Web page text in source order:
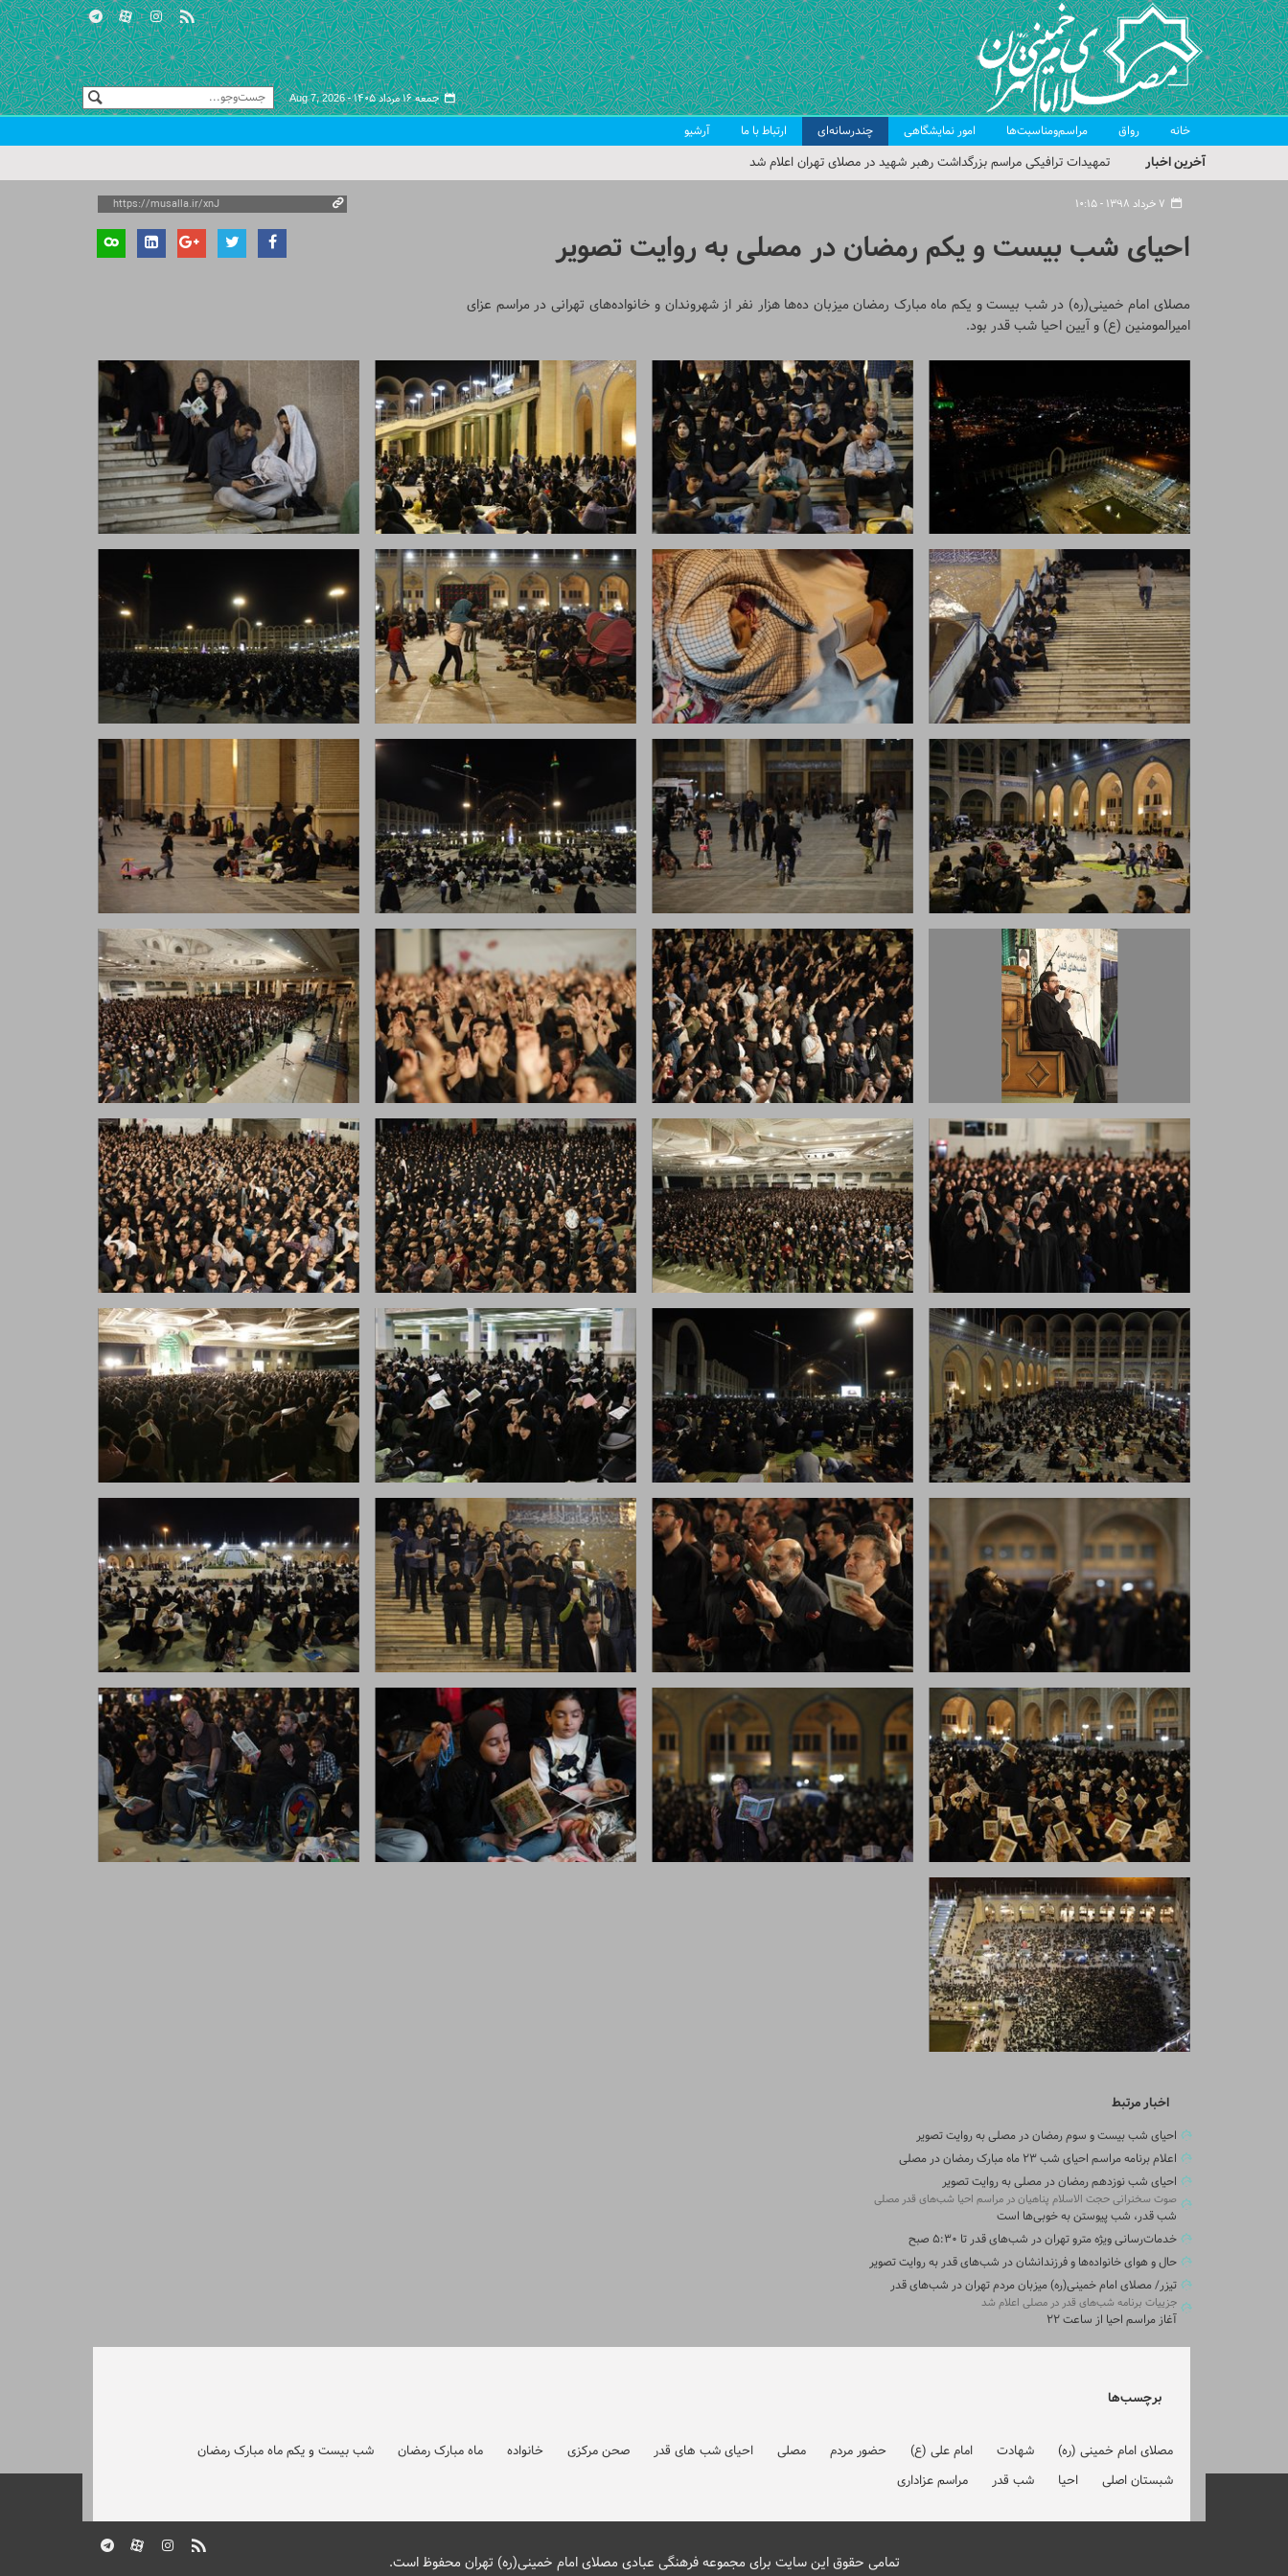
جمعه ۱۶ مرداد ۱۴۰۵ - Aug 7, 2026
خانه رواق مراسم‌ومناسبت‌ها امور نمایشگاهی چندرسانه‌ای ارتباط با ما آرشیو
آخرین اخبار
تمهیدات ترافیکی مراسم بزرگداشت رهبر شهید در مصلای تهران اعلام شد
حجت‌الاسلام حاج علی‌اکبری؛ خطیب این هفته نماز جمعه تهران
مراسم بزرگداشت امام مجاهد شهید در مصلای تهران از سوی رهبر معظم انقلاب
گزارش تصویری| مراسم نماز بر پیکر امام شهید انقلاب اسلامی ایران
گزارش تصویری| مراسم بزرگداشت آقای شهید ایران
احیای شب بیست و یکم رمضان در مصلی به روایت تصویر
مصلای امام خمینی(ره) در شب بیست و یکم ماه مبارک رمضان میزبان ده‌ها هزار نفر از شهروندان و خانواده‌‎‌های تهرانی در مراسم عزای
امیرالمومنین (ع) و آیین احیا شب قدر بود.
اخبار مرتبط
احیای شب بیست و سوم رمضان در مصلی به روایت تصویر
اعلام برنامه مراسم احیای شب ۲۳ ماه مبارک رمضان در مصلی
احیای شب نوزدهم رمضان در مصلی به روایت تصویر
صوت سخنرانی حجت الاسلام پناهیان در مراسم احیا شب‌های قدر مصلی
شب قدر، شب پیوستن به خوبی‌ها است
خدمات‌رسانی ویژه مترو تهران در شب‌های قدر تا ۵:۳۰ صبح
حال و هوای خانواده‌ها و فرزندانشان در شب‌های قدر به روایت تصویر
تیزر/ مصلای امام خمینی(ره) میزبان مردم تهران در شب‌های قدر
جزییات برنامه شب‌های قدر در مصلی اعلام شد
آغاز مراسم احیا از ساعت ۲۲
برچسب‌ها
مصلای امام خمینی (ره) شهادت امام علی (ع) حضور مردم مصلی احیای شب های قدر صحن مرکزی خانواده ماه مبارک رمضان
شب بیست و یکم ماه مبارک رمضان
شبستان اصلی
احیا شب قدر مراسم عزاداری
تمامی حقوق این سایت برای مجموعه فرهنگی عبادی مصلای امام خمینی(ره) تهران محفوظ است.